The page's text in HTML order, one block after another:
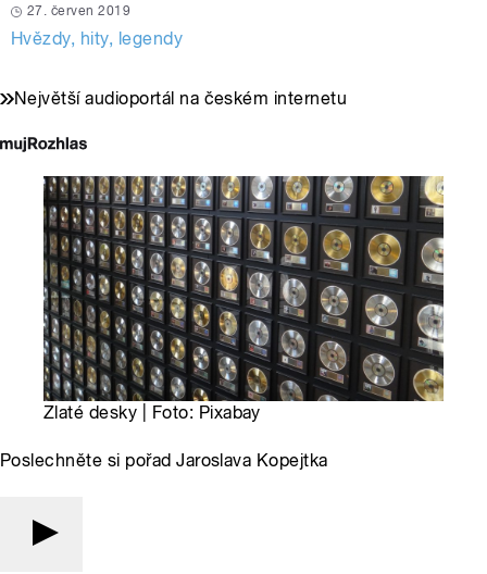
27. červen 2019
Hvězdy, hity, legendy
Největší audioportál na českém internetu
Zlaté desky | Foto: Pixabay
Poslechněte si pořad Jaroslava Kopejtka